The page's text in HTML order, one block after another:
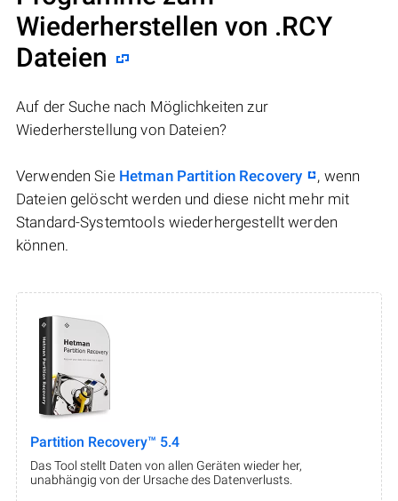
Wiederherstellen von .RCY
Dateien
Auf der Suche nach Möglichkeiten zur
Wiederherstellung von Dateien?
Verwenden Sie Hetman Partition Recovery
, wenn
Dateien gelöscht werden und diese nicht mehr mit
Standard-Systemtools wiederhergestellt werden
können.
Partition Recovery™ 5.4
Das Tool stellt Daten von allen Geräten wieder her,
unabhängig von der Ursache des Datenverlusts.